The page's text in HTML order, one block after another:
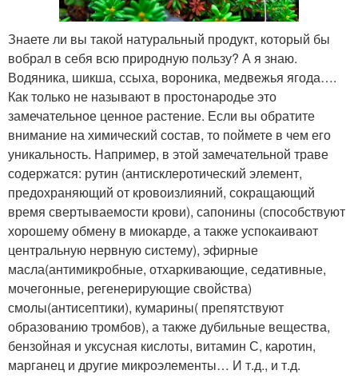
Знаете ли вы такой натуральный продукт, который бы
вобрал в себя всю природную пользу? А я знаю.
Водяника, шикша, ссыха, вороника, медвежья ягода….
Как только не называют в простонародье это
замечательное ценное растение. Если вы обратите
внимание на химический состав, то поймете в чем его
уникальность. Например, в этой замечательной траве
содержатся: рутин (антисклеротический элемент,
предохраняющий от кровоизлияний, сокращающий
время свертываемости крови), сапонины (способствуют
хорошему обмену в миокарде, а также успокаивают
центральную нервную систему), эфирные
масла(антимикробные, отхаркивающие, седативные,
мочегонные, регенерирующие свойства)
смолы(антисептики), кумарины( препятствуют
образованию тромбов), а также дубильные вещества,
бензойная и уксусная кислоты, витамин С, каротин,
марганец и другие микроэлементы… И т.д., и т.д.